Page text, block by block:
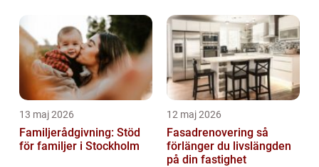
13 maj 2026
Familjerådgivning: Stöd
för familjer i Stockholm
12 maj 2026
Fasadrenovering så
förlänger du livslängden
på din fastighet